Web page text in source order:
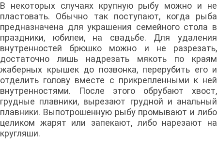
В некоторых случаях крупную рыбу можно и не
пластовать. Обычно так поступают, когда рыба
предназначена для украшения семейного стола в
праздники, юбилеи, на свадьбе. Для удаления
внутренностей брюшко можно и не разрезать,
достаточно лишь надрезать мякоть по краям
жаберных крышек до позвонка, перерубить его и
отделить голову вместе с прикрепленными к ней
внутренностями. После этого обрубают хвост,
грудные плавники, вырезают грудной и анальный
плавники. Выпотрошенную рыбу промывают и либо
целиком жарят или запекают, либо нарезают на
кругляши.